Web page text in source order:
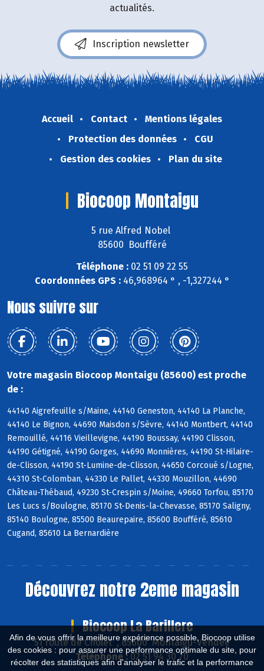
Afin de vous offrir la meilleure expérience possible, Biocoop utilise
des cookies : pour assurer une performance optimale du site, pour
récolter des statistiques afin d'analyser le trafic et la performance
actualités.
Inscription newsletter
Accueil Contact
Mentions légales
Protection des données
CGU
Gestion des cookies
Plan du site
Biocoop Montaigu
5 rue Alfred Nobel
85600 Boufféré
Téléphone : 02 51 09 22 55
Coordonnées GPS :46,968964 ° , -1,327244 °
Nous suivre sur
Votre magasin Biocoop Montaigu (85600) est proche
de :
44140 Aigrefeuille s/Maine, 44140 Geneston, 44140 La Planche,
44140 Le Bignon, 44690 Maisdon s/Sèvre, 44140 Montbert, 44140
Remouillé, 44116 Vieillevigne, 44190 Boussay, 44190 Clisson,
44190 Gétigné, 44190 Gorges, 44690 Monnières, 44190 St-Hilaire-
de-Clisson, 44190 St-Lumine-de-Clisson, 44650 Corcoué s/Logne,
44310 St-Colomban, 44330 Le Pallet, 44330 Mouzillon, 44690
Château-Thébaud, 49230 St-Crespin s/Moine, 49660 Torfou, 85170
Les Lucs s/Boulogne, 85170 St-Denis-la-Chevasse, 85170 Saligny,
85140 Boulogne, 85500 Beaurepaire, 85600 Boufféré, 85610
Cugand, 85610 La Bernardière
Découvrez notre 2eme magasin
Biocoop La Barillere
51 route de Cholet , 85600 Montaigu-Vendée
Téléphone :02 51 94 30 70